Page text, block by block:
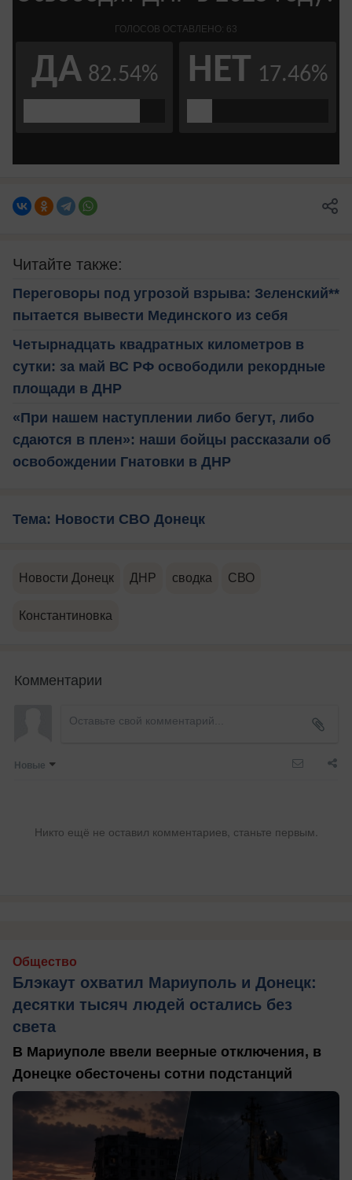
Читайте также:
Переговоры под угрозой взрыва: Зеленский**
пытается вывести Мединского из себя
Четырнадцать квадратных километров в
сутки: за май ВС РФ освободили рекордные
площади в ДНР
«При нашем наступлении либо бегут, либо
сдаются в плен»: наши бойцы рассказали об
освобождении Гнатовки в ДНР
Тема: Новости СВО Донецк
Новости Донецк ДНР сводка СВО
Константиновка
Комментарии
Новые
Никто ещё не оставил комментариев, станьте первым.
Общество
Блэкаут охватил Мариуполь и Донецк:
десятки тысяч людей остались без
света
В Мариуполе ввели веерные отключения, в
Донецке обесточены сотни подстанций